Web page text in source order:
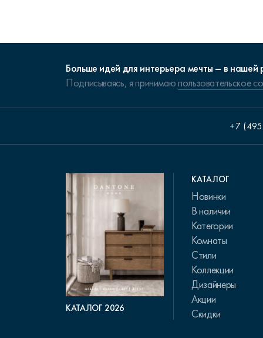
Больше идей для интерьера мечты – в нашей
Подписываясь, я принимаюпользовательское
+7
КАТАЛОГ 2026
КАТАЛОГ
Новинки
В наличии
Категории
Комнаты
Стили
Коллекции
Дизайнеры
Акции
Скидки